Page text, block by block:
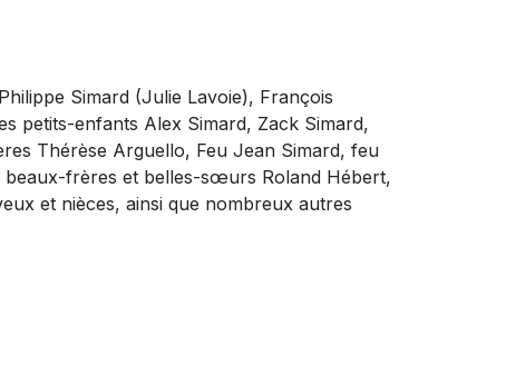
Simard (Julie Lavoie), François
petits-enfants Alex Simard, Zack Simard,
Thérèse Arguello, Feu Jean Simard, feu
beaux-frères et belles-sœurs Roland Hébert,
et nièces, ainsi que nombreux autres